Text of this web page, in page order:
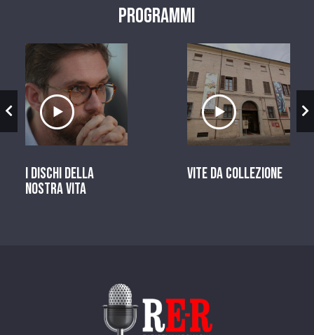
Programmi
Ascolta il servizio
I dischi della
nostra vita
Ascolta il
Vite da Collezione